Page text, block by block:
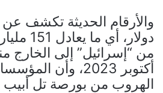
دولار،
من “إسرائيل” إلى الخارج
أكتوبر 2023، وأن
الهروب من بورصة تل